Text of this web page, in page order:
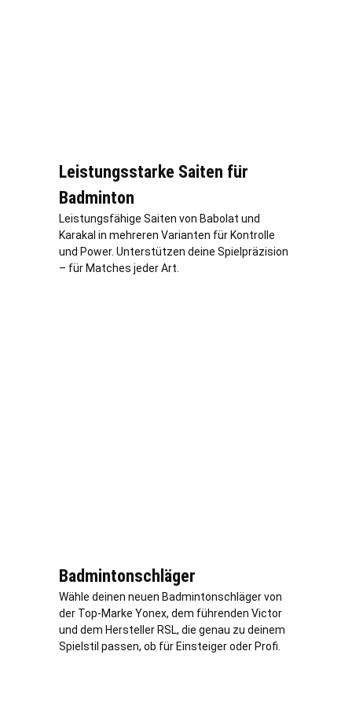
Leistungsstarke Saiten für
Badminton
Leistungsfähige Saiten von Babolat und
Karakal in mehreren Varianten für Kontrolle
und Power. Unterstützen deine Spielpräzision
– für Matches jeder Art.
Badmintonschläger
Wähle deinen neuen Badmintonschläger von
der Top-Marke Yonex, dem führenden Victor
und dem Hersteller RSL, die genau zu deinem
Spielstil passen, ob für Einsteiger oder Profi.